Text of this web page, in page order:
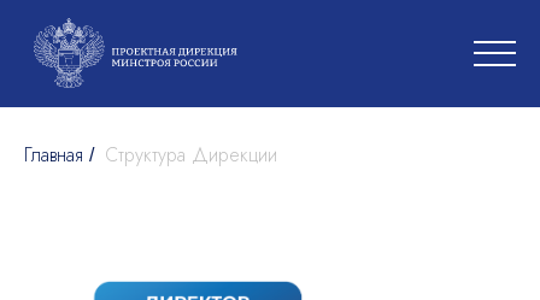
Главная / Структура Дирекции